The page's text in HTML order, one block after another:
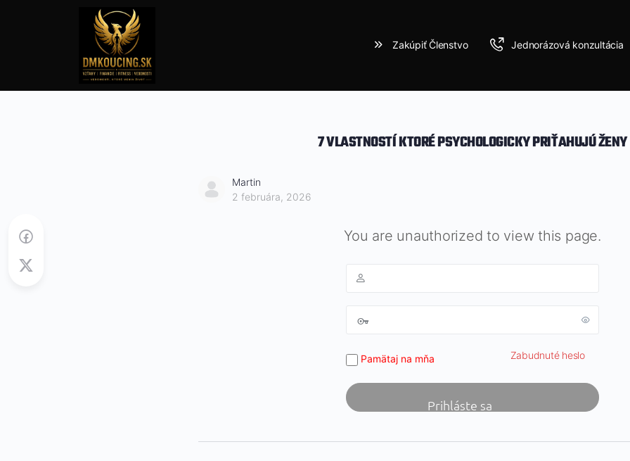
Zakúpiť Členstvo Jednorázová konzultácia
7 VLASTNOSTÍ KTORÉ PSYCHOLOGICKY PRIŤAHUJÚ ŽENY
Martin
2 februára, 2026
You are unauthorized to view this page.
Pamätaj na mňa Zabudnuté heslo